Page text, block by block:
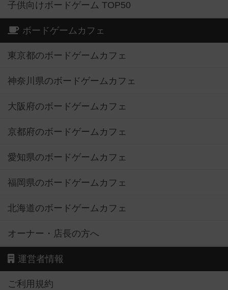
子供向けボードゲーム TOP50
ボードゲームカフェ
東京都のボードゲームカフェ
神奈川県のボードゲームカフェ
大阪府のボードゲームカフェ
京都府のボードゲームカフェ
愛知県のボードゲームカフェ
福岡県のボードゲームカフェ
北海道のボードゲームカフェ
オーナー・店長の方へ
運営者情報
ご利用規約